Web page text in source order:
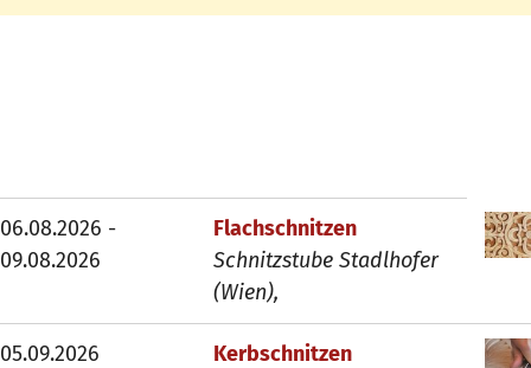
06.08.2026 -
09.08.2026
Flachschnitzen
Schnitzstube Stadlhofer
(Wien),
05.09.2026
Kerbschnitzen